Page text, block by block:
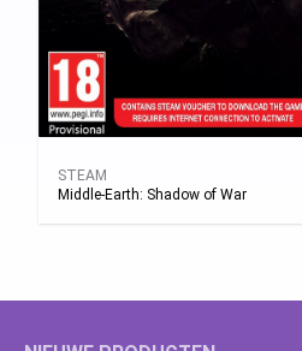
STEAM
Middle-Earth: Shadow of War